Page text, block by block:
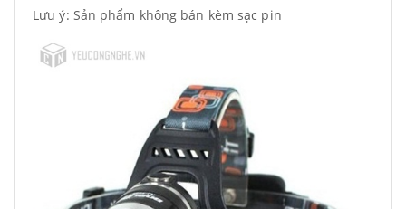
Lưu ý: Sản phẩm không bán kèm sạc pin